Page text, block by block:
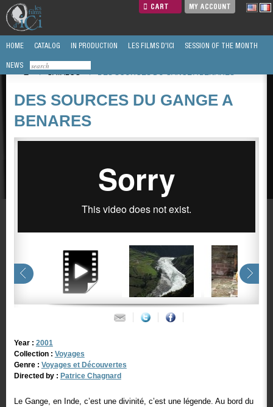
CART MY ACCOUNT
HOME CATALOG IN PRODUCTION LES FILMS D'ICI SESSION OF THE MONTH
NEWS
/
CATALOG / DES SOURCES DU GANGE A BENARES
DES SOURCES DU GANGE A
BENARES
Year : 2001
Collection : Voyages
Genre : Voyages et Découvertes
Directed by : Patrice Chagnard
Le Gange, en Inde, c’est une divinité, c’est une légende. Au bord du